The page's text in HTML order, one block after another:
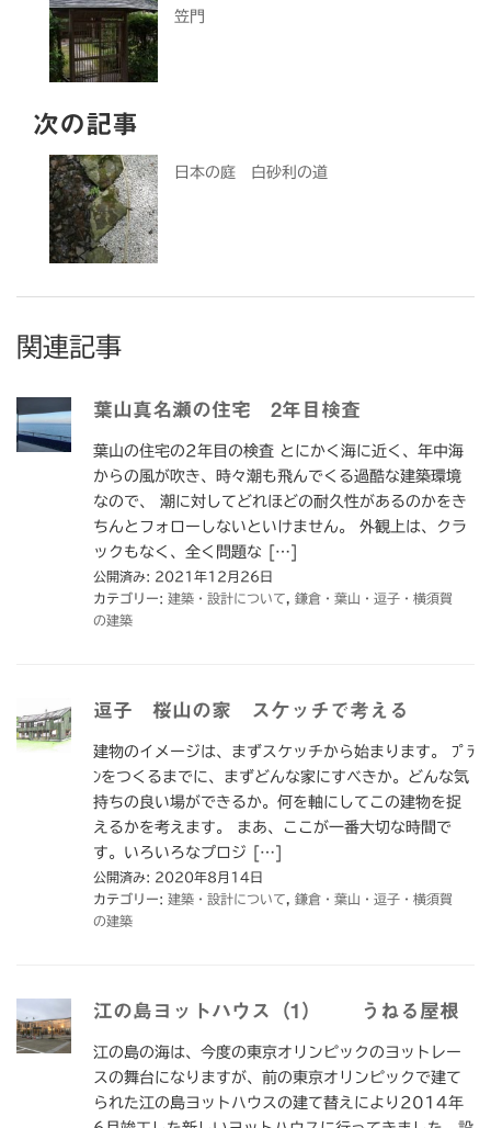
笠門
次の記事
日本の庭 白砂利の道
関連記事
葉山真名瀬の住宅 2年目検査
葉山の住宅の2年目の検査 とにかく海に近く、年中海
からの風が吹き、時々潮も飛んでくる過酷な建築環境
なので、 潮に対してどれほどの耐久性があるのかをき
ちんとフォローしないといけません。 外観上は、クラ
ックもなく、全く問題な […]
公開済み: 2021年12月26日
カテゴリー: 建築・設計について
鎌倉・葉山・逗子・横須賀
の建築
逗子 桜山の家 スケッチで考える
建物のイメージは、まずスケッチから始まります。 ﾌﾟﾗ
ﾝをつくるまでに、まずどんな家にすべきか。どんな気
持ちの良い場ができるか。何を軸にしてこの建物を捉
えるかを考えます。 まあ、ここが一番大切な時間で
す。いろいろなプロジ […]
公開済み: 2020年8月14日
カテゴリー: 建築・設計について
鎌倉・葉山・逗子・横須賀
の建築
江の島ヨットハウス（1） うねる屋根
江の島の海は、今度の東京オリンピックのヨットレー
スの舞台になりますが、前の東京オリンピックで建て
られた江の島ヨットハウスの建て替えにより2014年